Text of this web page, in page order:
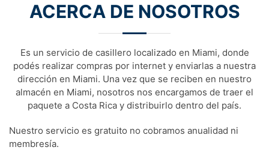
ACERCA DE NOSOTROS
Es un servicio de casillero localizado en Miami, donde
podés realizar compras por internet y enviarlas a nuestra
dirección en Miami. Una vez que se reciben en nuestro
almacén en Miami, nosotros nos encargamos de traer el
paquete a Costa Rica y distribuirlo dentro del país.
Nuestro servicio es gratuito no cobramos anualidad ni
membresía.